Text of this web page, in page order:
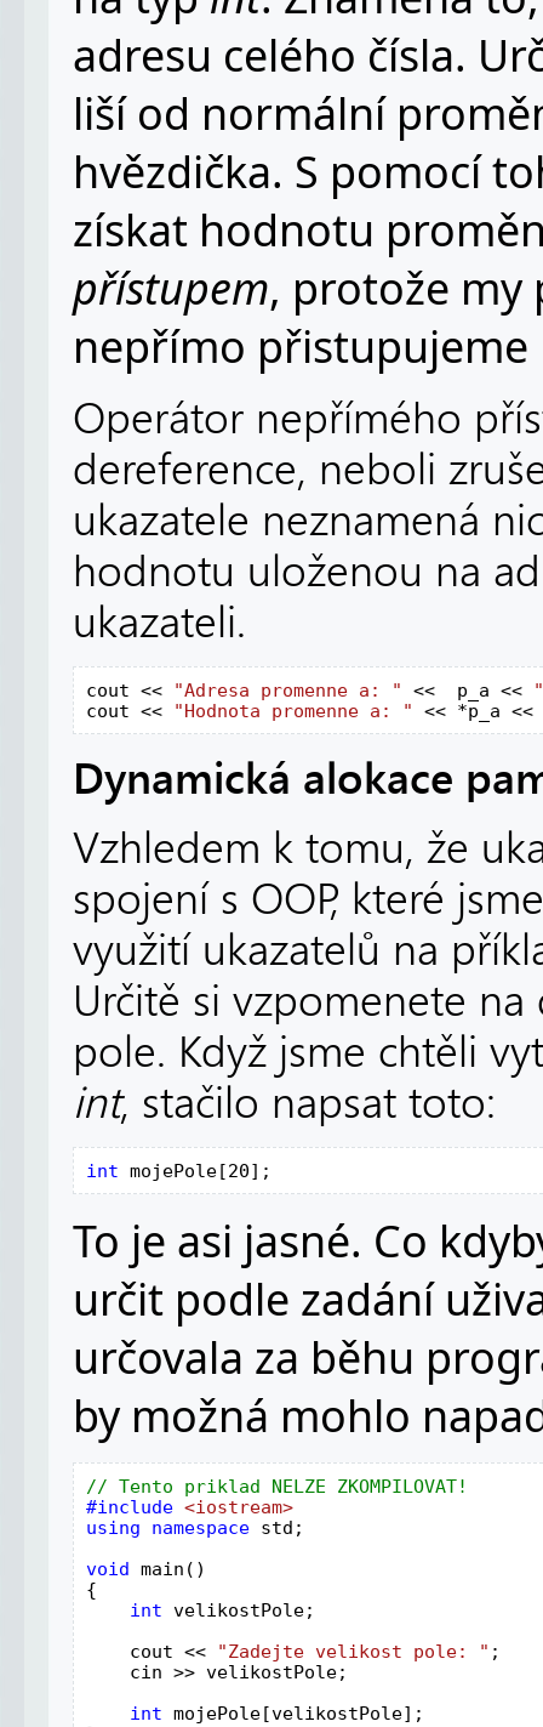
adresu celého čísla.
liší od normální
hvězdička. S pomocí
získat hodnotu
přístupem, protože my
nepřímo
Operátor nepřímého
dereference, neboli
ukazatele neznamená
hodnotu uloženou na
ukazateli.
cout << "Adresa promenne a: " <<  p_a <<
cout <<
"Hodnota promenne a: " << *p_a <<
Dynamická alokace
Vzhledem k tomu, že
spojení s OOP, které
využití ukazatelů na
Určitě si vzpomenete
pole. Když jsme chtěli
int, stačilo napsat toto:
int mojePole[20];
To je asi jasné. Co
určit podle zadání
určovala za běhu
by možná mohlo
#include
using namespace std;
void main()
{
int velikostPole;
    cout <<
"Zadejte velikost pole: " ;
    cin >> velikostPole;
int mojePole[velikostPole];